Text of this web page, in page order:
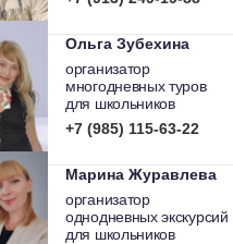
Ольга Зубехина
организатор
многодневных туров
для школьников
+7 (985) 115-63-22
Марина Журавлева
организатор
однодневных экскурсий
для школьников